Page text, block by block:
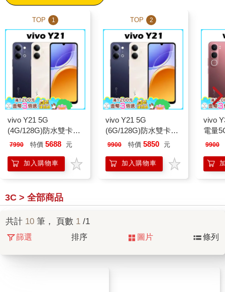
TOP 1
vivo Y21 5G
(4G/128G)防水雙卡機
※送支架+內附保護殼
7990 特價 5688 元
加入購物車
TOP 2
vivo Y21 5G
(6G/128G)防水雙卡機
※送支架+內附保護殼
9900 特價 5850 元
加入購物車
vivo
電量
架+
9900
3C > 全部商品
共計 10 筆， 頁數 1 /1
篩選 排序 圖片 條列